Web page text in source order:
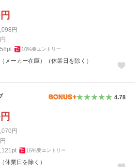
円
円
円
pt 10%要エントリー
メーカー在庫）（休業日を除く）
4.78
円
円
円
pt 15%要エントリー
休業日を除く）